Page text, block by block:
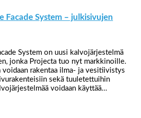
Facade System – julkisivujen
System on uusi kalvojärjestelmä
jonka Projecta tuo nyt markkinoille.
voidaan rakentaa ilma- ja vesitiivistys
sekä tuuletettuihin
voidaan käyttää…